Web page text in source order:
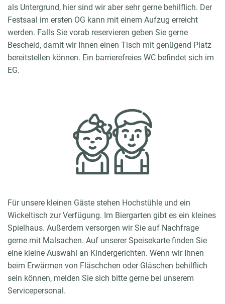
als Untergrund, hier sind wir aber sehr gerne behilflich. Der
Festsaal im ersten OG kann mit einem Aufzug erreicht
werden. Falls Sie vorab reservieren geben Sie gerne
Bescheid, damit wir Ihnen einen Tisch mit genügend Platz
bereitstellen können. Ein barrierefreies WC befindet sich im
EG.
Für unsere kleinen Gäste stehen Hochstühle und ein
Wickeltisch zur Verfügung. Im Biergarten gibt es ein kleines
Spielhaus. Außerdem versorgen wir Sie auf Nachfrage
gerne mit Malsachen. Auf unserer Speisekarte finden Sie
eine kleine Auswahl an Kindergerichten. Wenn wir Ihnen
beim Erwärmen von Fläschchen oder Gläschen behilflich
sein können, melden Sie sich bitte gerne bei unserem
Servicepersonal.